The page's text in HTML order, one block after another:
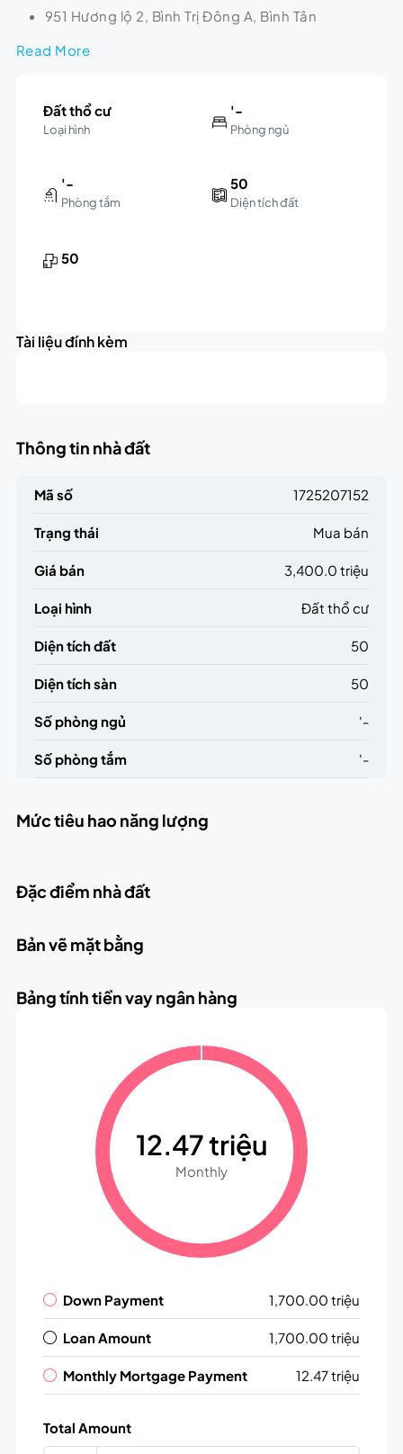
951 Hương lộ 2, Bình Trị Đông A, Bình Tân
Read More
Đất thổ cư
Loại hình
'-
Phòng ngủ
'-
Phòng tắm
50
Diện tích đất
50
Tài liệu đính kèm
Thông tin nhà đất
Mã số 1725207152
Trạng thái Mua bán
Giá bán 3,400.0 triệu
Loại hình Đất thổ cư
Diện tích đất 50
Diện tích sàn 50
Số phòng ngủ '-
Số phòng tắm '-
Mức tiêu hao năng lượng
Đặc điểm nhà đất
Bản vẽ mặt bằng
Bảng tính tiền vay ngân hàng
12.47 triệu
Monthly
Down Payment 1,700.00 triệu
Loan Amount 1,700.00 triệu
Monthly Mortgage Payment 12.47 triệu
Total Amount